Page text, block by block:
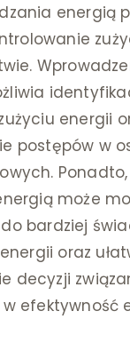
energią
energii
postępów w
może
bardziej
oraz
decyzji
efektywność